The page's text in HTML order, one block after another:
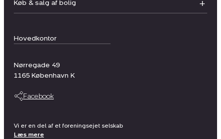
Hovedkontor
Nørregade 49
1165 København K
Facebook
Køb & salg af bolig
Vi er en del af et foreningsejet selskab
Læs mere